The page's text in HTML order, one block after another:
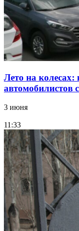
Лето на
автомобилистов
3 июня
11:33